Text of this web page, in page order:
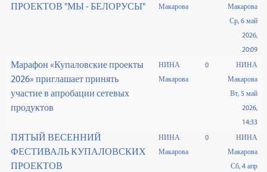
ПРОЕКТОВ "МЫ - БЕЛОРУСЫ"
Макарова
Макарова
Ср, 6 май
2026,
20:09
Марафон «Купаловские проекты
2026» приглашает принять
участие в апробации сетевых
продуктов
НИНА
Макарова
0
НИНА
Макарова
Вт, 5 май
2026,
14:33
ПЯТЫЙ ВЕСЕННИЙ
ФЕСТИВАЛЬ КУПАЛОВСКИХ
ПРОЕКТОВ
НИНА
Макарова
0
НИНА
Макарова
Сб, 4 апр